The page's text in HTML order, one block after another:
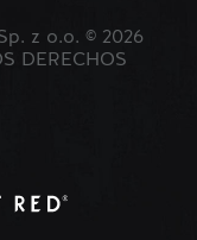
z o.o. © 2026
DERECHOS